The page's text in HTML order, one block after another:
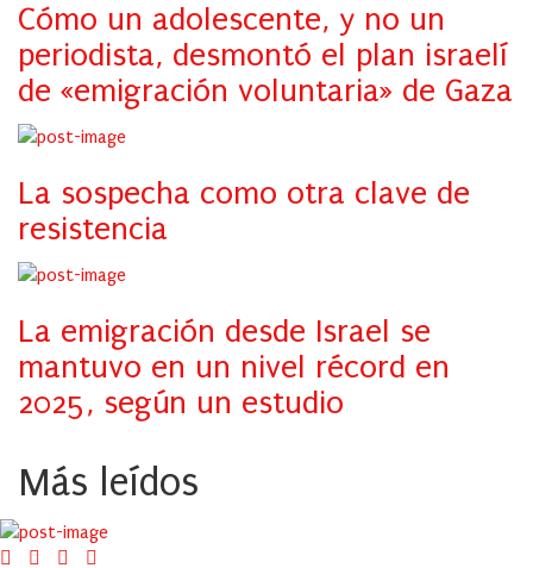
Cómo un adolescente, y no un
periodista, desmontó el plan israelí
de «emigración voluntaria» de Gaza
La sospecha como otra clave de
resistencia
La emigración desde Israel se
mantuvo en un nivel récord en
2025, según un estudio
Más leídos